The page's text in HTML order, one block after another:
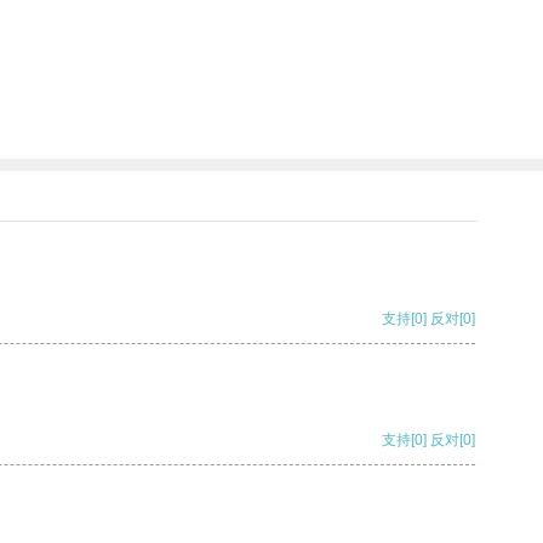
支持[0] 反对[0]
支持[0] 反对[0]